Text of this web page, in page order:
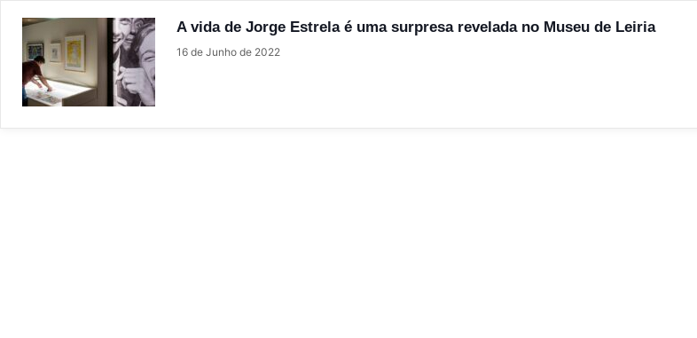
A vida de Jorge Estrela é uma surpresa revelada no Museu de Leiria
16 de Junho de 2022